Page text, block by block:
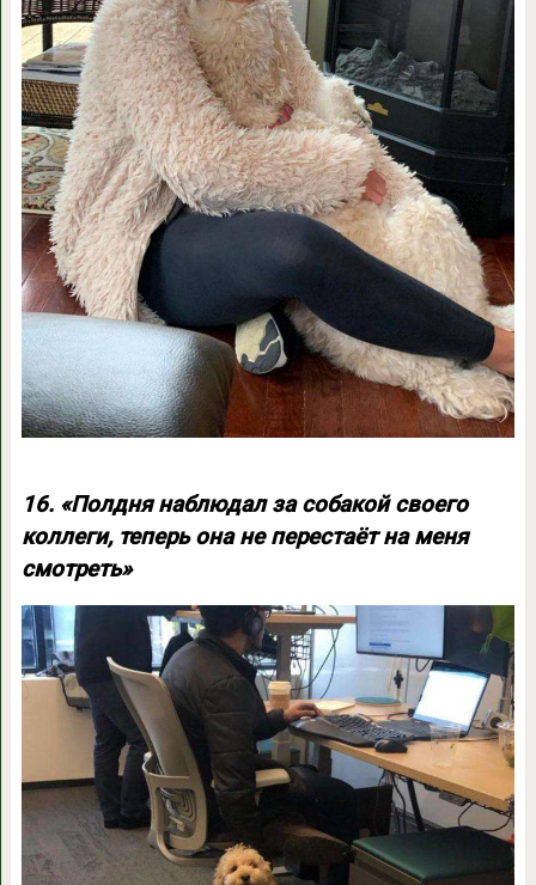
16. «Полдня наблюдал за собакой своего
коллеги, теперь она не перестаёт на меня
смотреть»